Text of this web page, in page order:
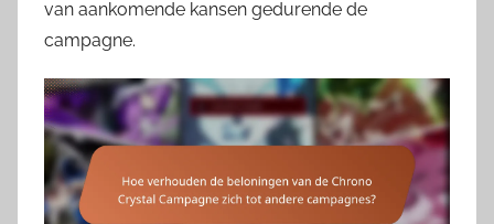
van aankomende kansen gedurende de
campagne.